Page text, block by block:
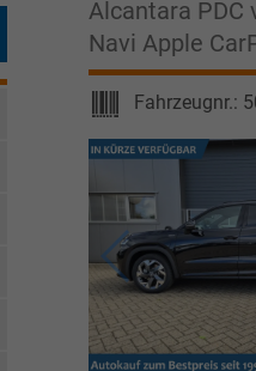
Alcantara PDC
Navi Apple
Fahrzeugnr.: